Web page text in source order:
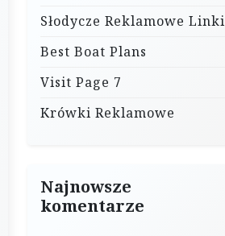
Słodycze Reklamowe Linki
Best Boat Plans
Visit Page 7
Krówki Reklamowe
Najnowsze
komentarze